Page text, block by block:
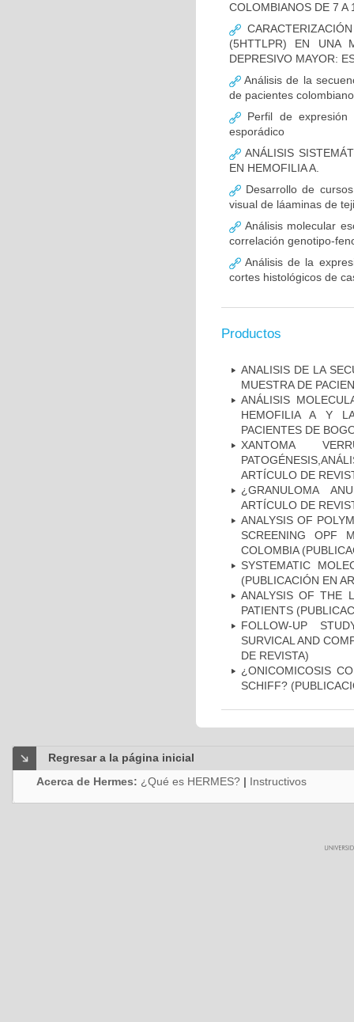
COLOMBIANOS DE 7 A
(5HTTLPR) EN UNA
DEPRESIVO MAYOR:
Análisis de la
de pacientes
Perfil de expresión
esporádico
ANÁLISIS
EN HEMOFILIA A.
Desarrollo de
visual de láaminas de
Análisis molecular
correlación genotipo-
Análisis de la
cortes histológicos de
Productos
ANALISIS DE LA
MUESTRA DE
ANÁLISIS
HEMOFILIA A Y
PACIENTES DE
XANTOMA
ARTÍCULO DE
¿GRANULOMA
ARTÍCULO DE
ANALYSIS OF
SCREENING OPF
COLOMBIA
SYSTEMATIC
(PUBLICACIÓN EN
ANALYSIS OF THE
PATIENTS
FOLLOW-UP
SURVICAL AND
DE REVISTA)
¿ONICOMICOSIS
SCHIFF?
Regresar a la página inicial
Acerca de Hermes: ¿Qué es HERMES? | Instructivos